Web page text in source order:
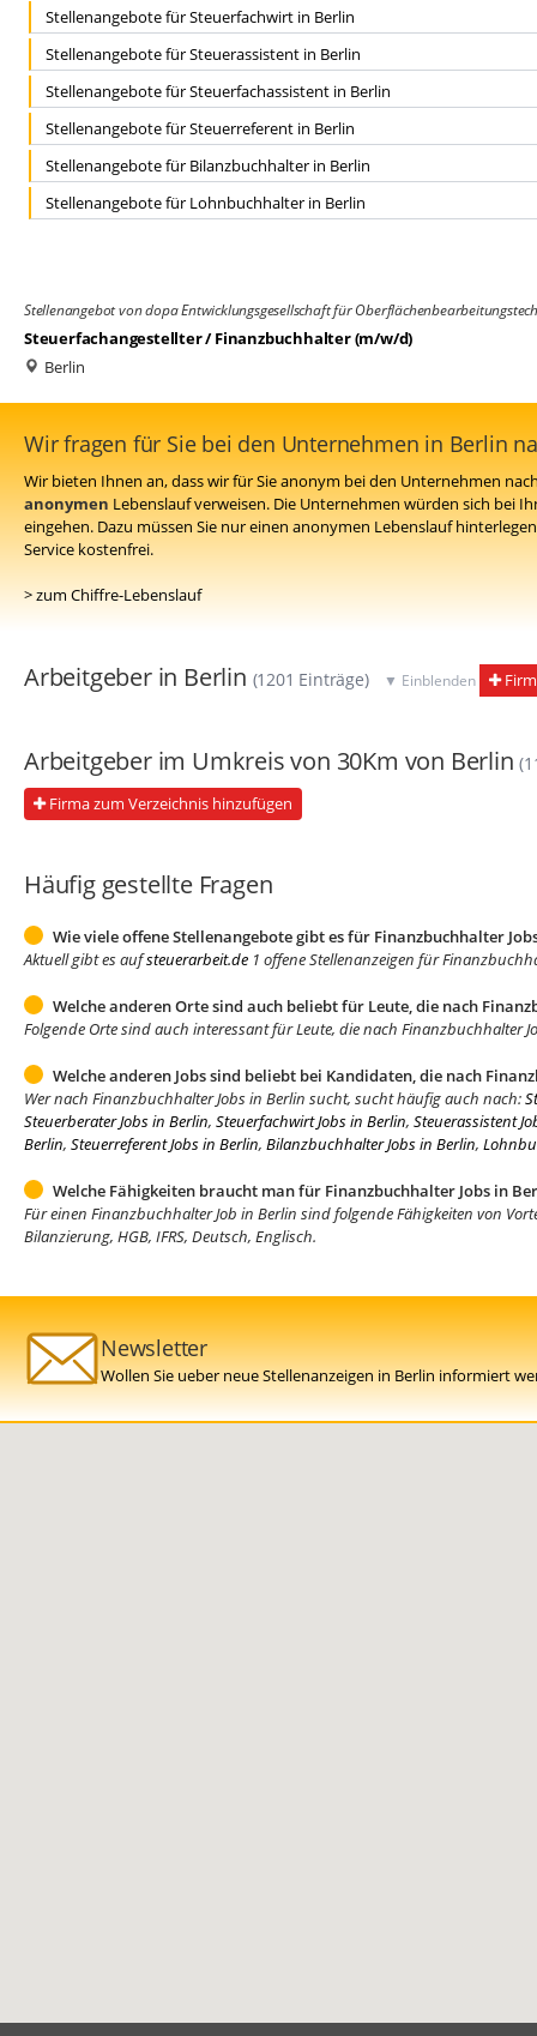
Stellenangebote für Steuerfachwirt in Berlin
Stellenangebote für Steuerassistent in Berlin
Stellenangebote für Steuerfachassistent in Berlin
Stellenangebote für Steuerreferent in Berlin
Stellenangebote für Bilanzbuchhalter in Berlin
Stellenangebote für Lohnbuchhalter in Berlin
Stellenangebot von dopa Entwicklungsgesellschaft für
Steuerfachangestellter / Finanzbuchhalter (m/w/d)
Berlin
Wir fragen für Sie bei den Unternehmen in Berlin
Wir bieten Ihnen an, dass wir für Sie anonym bei den Unternehmen
anonymen Lebenslauf verweisen. Die Unternehmen würden sich bei
eingehen. Dazu müssen Sie nur einen anonymen Lebenslauf
Service kostenfrei.
> zum Chiffre-Lebenslauf
Arbeitgeber in Berlin (1201 Einträge) ▼ Einblenden
Arbeitgeber im Umkreis von 30Km von Berlin
Firma zum Verzeichnis hinzufügen
Häufig gestellte Fragen
Wie viele offene Stellenangebote gibt es für Finanzbuchhalter
Aktuell gibt es aufsteuerarbeit.de 1 offene Stellenanzeigen für
Welche anderen Orte sind auch beliebt für Leute, die nach
Folgende Orte sind auch interessant für Leute, die nach Finanzbuchhalter
Welche anderen Jobs sind beliebt bei Kandidaten, die nach
Wer nach Finanzbuchhalter Jobs in Berlin sucht, sucht häufig auch nach:
Steuerberater Jobs in Berlin, Steuerfachwirt Jobs in Berlin, Steuerassistent
Berlin, Steuerreferent Jobs in Berlin, Bilanzbuchhalter Jobs in Berlin,
Welche Fähigkeiten braucht man für Finanzbuchhalter Jobs in
Für einen Finanzbuchhalter Job in Berlin sind folgende Fähigkeiten von
Bilanzierung, HGB, IFRS, Deutsch, Englisch.
Newsletter
Wollen Sie ueber neue Stellenanzeigen in Berlin informiert